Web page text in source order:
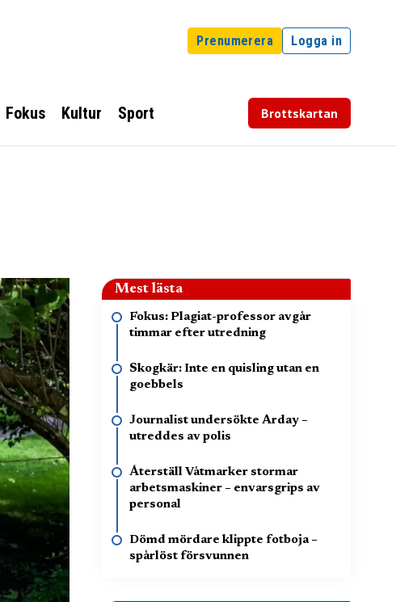
Prenumerera Logga in
Fokus Kultur Sport Brottskartan
Mest lästa
Fokus: Plagiat-professor avgår
timmar efter utredning
Skogkär: Inte en quisling utan en
goebbels
Journalist undersökte Arday –
utreddes av polis
Återställ Våtmarker stormar
arbetsmaskiner – envarsgrips av
personal
Dömd mördare klippte fotboja –
spårlöst försvunnen